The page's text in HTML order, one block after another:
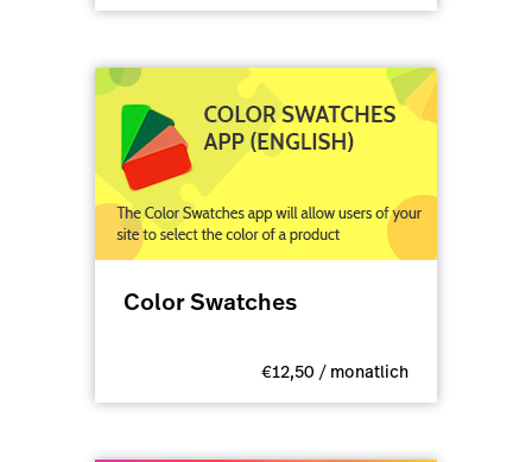
Color Swatches
€12,50 / monatlich